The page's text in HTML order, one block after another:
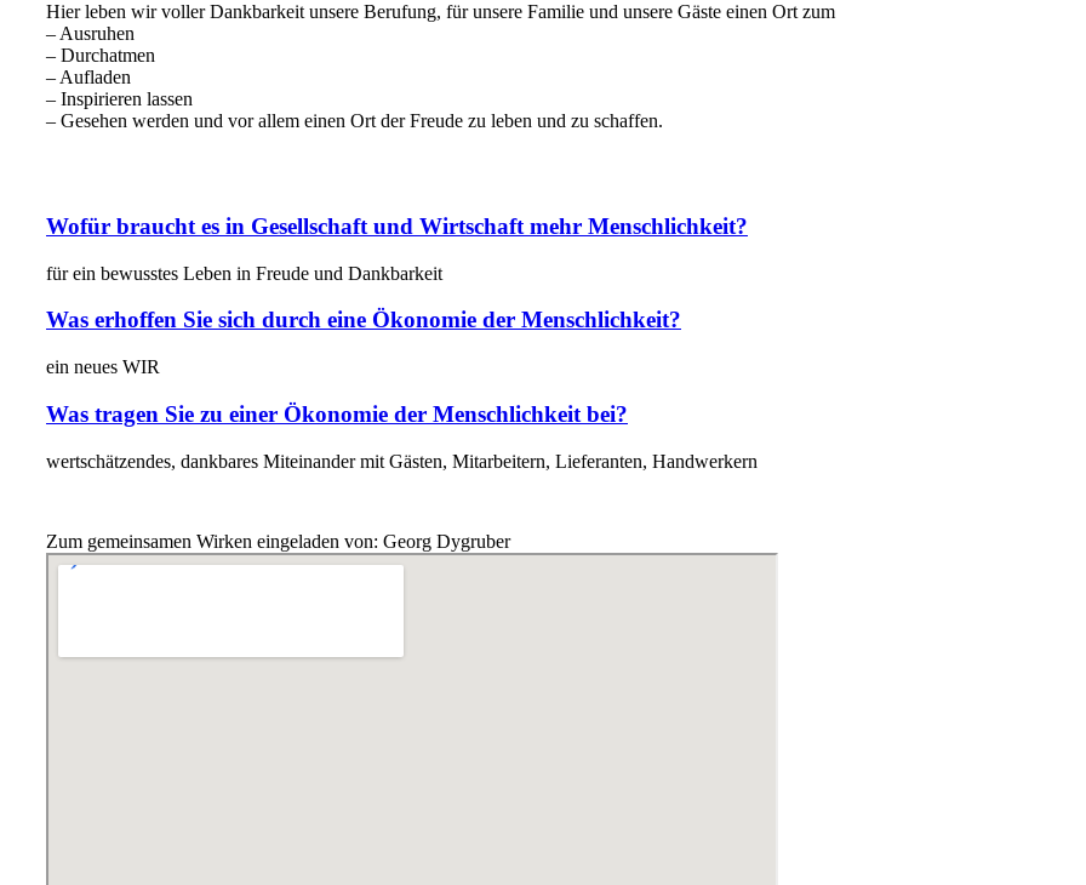
Hier leben wir voller Dankbarkeit unsere Berufung, für unsere Familie und unsere Gäste einen Ort zum
– Ausruhen
– Durchatmen
– Aufladen
– Inspirieren lassen
– Gesehen werden und vor allem einen Ort der Freude zu leben und zu schaffen.
Wofür braucht es in Gesellschaft und Wirtschaft mehr Menschlichkeit?
für ein bewusstes Leben in Freude und Dankbarkeit
Was erhoffen Sie sich durch eine Ökonomie der Menschlichkeit?
ein neues WIR
Was tragen Sie zu einer Ökonomie der Menschlichkeit bei?
wertschätzendes, dankbares Miteinander mit Gästen, Mitarbeitern, Lieferanten, Handwerkern
Zum gemeinsamen Wirken eingeladen von: Georg Dygruber